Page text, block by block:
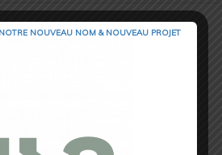
NOUVEAU NOM & NOUVEAU PROJET